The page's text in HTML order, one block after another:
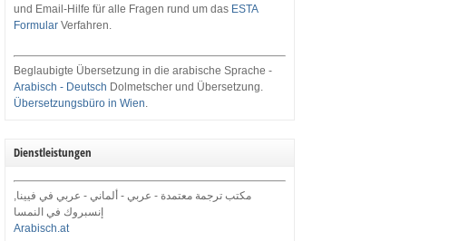
und Email-Hilfe für alle Fragen rund um das ESTA
Formular Verfahren.
Beglaubigte Übersetzung in die arabische Sprache -
Arabisch - Deutsch Dolmetscher und Übersetzung.
Übersetzungsbüro in Wien.
Dienstleistungen
مكتب ترجمة معتمدة - عربي - ألماني - عربي في فيينا,
إنسبروك في النمسا
Arabisch.at